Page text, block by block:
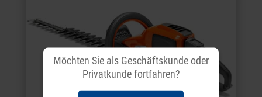
Möchten Sie als Geschäftskunde oder
Privatkunde fortfahren?